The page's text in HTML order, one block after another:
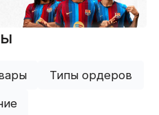
Типы ордеров